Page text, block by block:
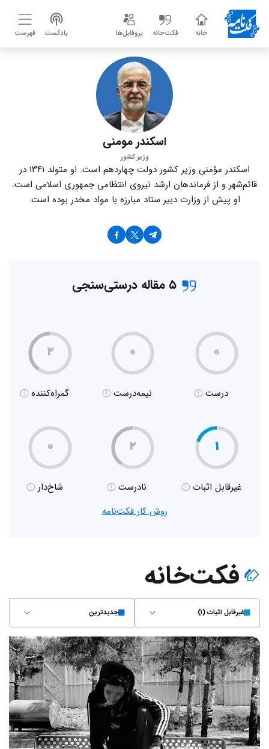
خانه فکت‌خانه پروفایل‌ها پادکست فهرست
اسکندر مومنی
وزیر کشور
اسکندر مؤمنی وزیر کشور دولت چهاردهم است. او متولد ۱۳۴۱ در
قائم‌شهر و از فرماندهان ارشد نیروی انتظامی جمهوری اسلامی است.
او پیش از وزارت دبیر ستاد مبارزه با مواد مخدر بوده است.
۵ مقاله درستی‌سنجی
۰
درست
۰
نیمه‌درست
۲
گمراه‌کننده
۱
غیر‌قابل اثبات
۲
نادرست
۰
شاخ‌دار
روش کار فکت‌نامه
فکت‌خانه
غیر‌قابل اثبات (۱) جدیدترین